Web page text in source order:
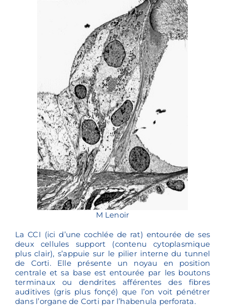
M Lenoir
La CCI (ici d’une cochlée de rat) entourée de ses
deux cellules support (contenu cytoplasmique
plus clair), s’appuie sur le pilier interne du tunnel
de Corti. Elle présente un noyau en position
centrale et sa base est entourée par les boutons
terminaux ou dendrites afférentes des fibres
auditives (gris plus fonçé) que l’on voit pénétrer
dans l’organe de Corti par l’habenula perforata.